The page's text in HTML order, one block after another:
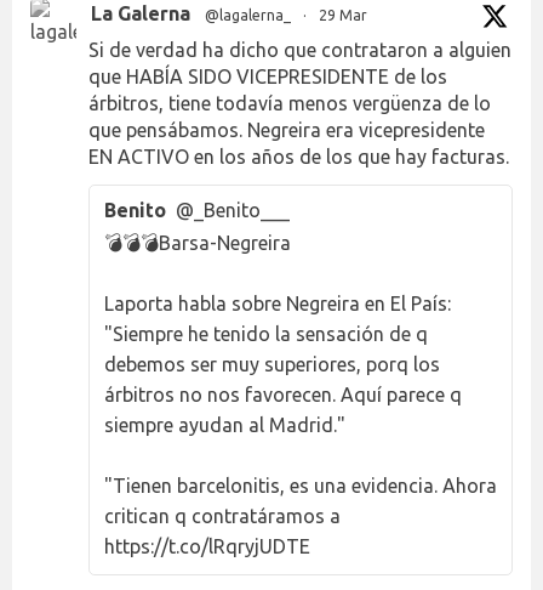
La Galerna @lagalerna_ · 29 Mar
Si de verdad ha dicho que contrataron a alguien
que HABÍA SIDO VICEPRESIDENTE de los
árbitros, tiene todavía menos vergüenza de lo
que pensábamos. Negreira era vicepresidente
EN ACTIVO en los años de los que hay facturas.
Benito @_Benito___
💣💣💣Barsa-Negreira
Laporta habla sobre Negreira en El País:
"Siempre he tenido la sensación de q
debemos ser muy superiores, porq los
árbitros no nos favorecen. Aquí parece q
siempre ayudan al Madrid."
"Tienen barcelonitis, es una evidencia. Ahora
critican q contratáramos a
https://t.co/lRqryjUDTE